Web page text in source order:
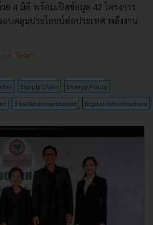
ย 4 มิติ พร้อมเปิดข้อมูล 42 โครงการ
บคลุมประโยชน์ต่อประเทศ พลังงาน
Team
Supply Chain Energy Policy
Thailand Investment Digital Infrastructure